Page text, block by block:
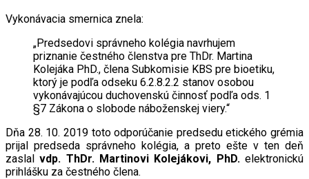
Vykonávacia smernica znela:
„Predsedovi správneho kolégia navrhujem
priznanie čestného členstva pre ThDr. Martina
Kolejáka PhD., člena Subkomisie KBS pre bioetiku,
ktorý je podľa odseku 6.2.8.2.2 stanov osobou
vykonávajúcou duchovenskú činnosť podľa ods. 1
§7 Zákona o slobode náboženskej viery.“
Dňa 28. 10. 2019 toto odporúčanie predsedu etického grémia
prijal predseda správneho kolégia, a preto ešte v ten deň
zaslal vdp. ThDr. Martinovi Kolejákovi, PhD.elektronickú
prihlášku za čestného člena.